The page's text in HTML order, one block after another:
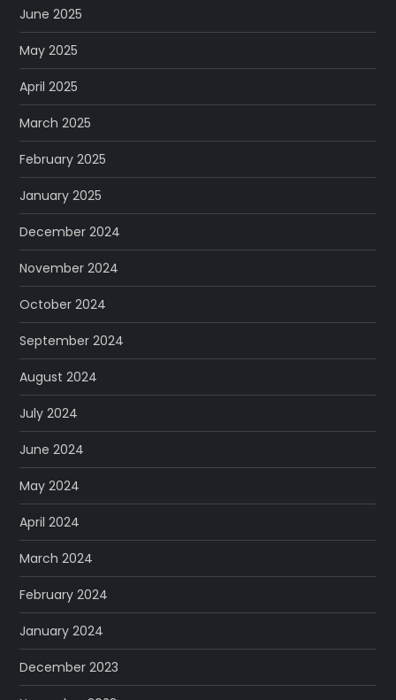
June 2025
May 2025
April 2025
March 2025
February 2025
January 2025
December 2024
November 2024
October 2024
September 2024
August 2024
July 2024
June 2024
May 2024
April 2024
March 2024
February 2024
January 2024
December 2023